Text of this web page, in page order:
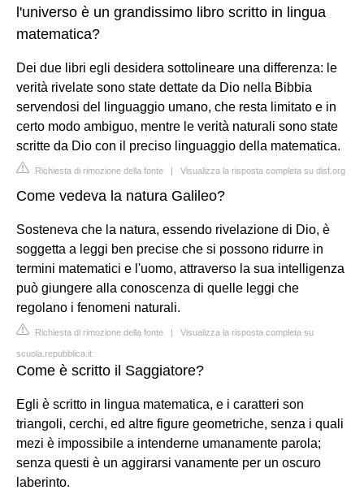
l'universo è un grandissimo libro scritto in lingua
matematica?
Dei due libri egli desidera sottolineare una differenza: le
verità rivelate sono state dettate da Dio nella Bibbia
servendosi del linguaggio umano, che resta limitato e in
certo modo ambiguo, mentre le verità naturali sono state
scritte da Dio con il preciso linguaggio della matematica.
Richiesta di rimozione della fonte | Visualizza la risposta completa su disf.org
Come vedeva la natura Galileo?
Sosteneva che la natura, essendo rivelazione di Dio, è
soggetta a leggi ben precise che si possono ridurre in
termini matematici e l'uomo, attraverso la sua intelligenza
può giungere alla conoscenza di quelle leggi che
regolano i fenomeni naturali.
Richiesta di rimozione della fonte | Visualizza la risposta completa su
scuola.repubblica.it
Come è scritto il Saggiatore?
Egli è scritto in lingua matematica, e i caratteri son
triangoli, cerchi, ed altre figure geometriche, senza i quali
mezi è impossibile a intenderne umanamente parola;
senza questi è un aggirarsi vanamente per un oscuro
laberinto.